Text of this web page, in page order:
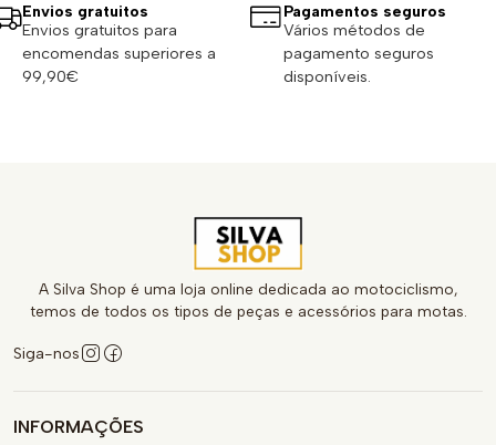
Envios gratuitos
Envios gratuitos para
encomendas superiores a
99,90€
Pagamentos seguros
Vários métodos de
pagamento seguros
disponíveis.
A Silva Shop é uma loja online dedicada ao motociclismo,
temos de todos os tipos de peças e acessórios para motas.
Siga-nos
INFORMAÇÕES